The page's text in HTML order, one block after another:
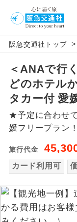
阪急交通社トップ >
＜ANAで行
どのホテル
タカー付 愛
★予定に合わせ
媛フリープラン！
旅行代金
カード利用可
アイコン
添乗員同行
現地添乗員同
行
バスガイド乗
務
世界遺産
「価格変動型
価格変動型
航空会社が
賃」を利用
お申し込み
以下の注意事
ますようお願
お支払いにつ